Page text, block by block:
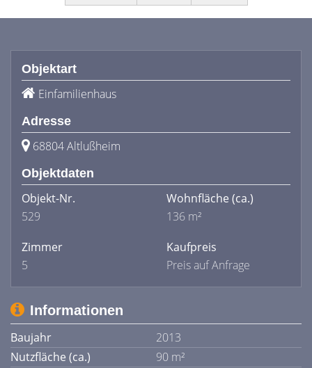
Objektart
Einfamilienhaus
Adresse
68804 Altlußheim
Objektdaten
Objekt-Nr.
529
Wohnfläche (ca.)
136 m²
Zimmer
5
Kaufpreis
Preis auf Anfrage
Informationen
Baujahr
2013
Nutzfläche (ca.)
90 m²